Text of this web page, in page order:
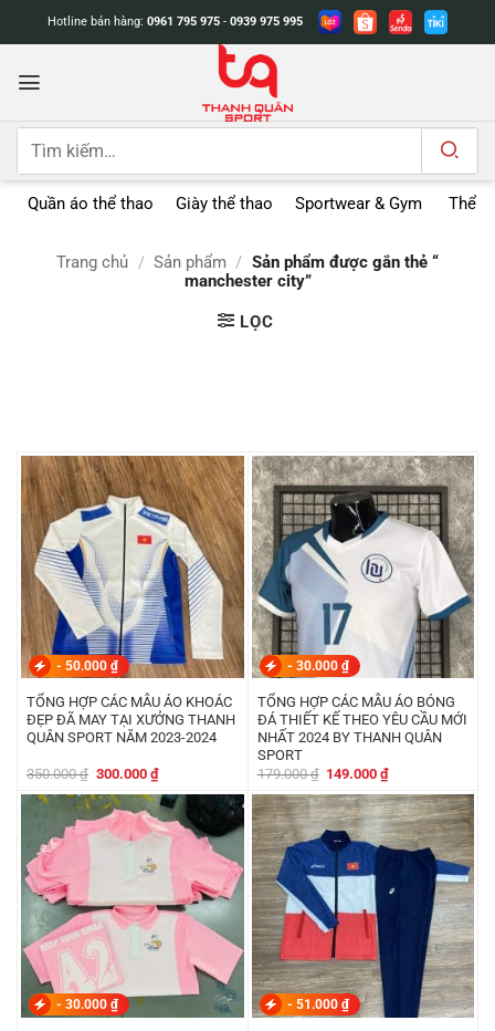
dung
Hotline bán hàng: 0961 795 975 - 0939 975 995
Tìm
Quần áo thể thao Giày thể thao Sportwear & Gym Thể
Trang chủ / Sản phẩm / Sản phẩm được gắn thẻ “
manchester city”
LỌC
- 50.000 ₫
TỔNG HỢP CÁC MẪU ÁO KHOÁC
ĐẸP ĐÃ MAY TẠI XƯỞNG THANH
QUÂN SPORT NĂM 2023-2024
350.000₫ Giá
là:
350.000 ₫.
300.000 ₫Giá
hiện
tại
là:
300.000 ₫.
- 30.000 ₫
TỔNG HỢP CÁC MẪU ÁO BÓNG
ĐÁ THIẾT KẾ THEO YÊU CẦU MỚI
NHẤT 2024 BY THANH QUÂN
SPORT
179.000₫ Giá
là:
179.000 ₫.
149.000₫Giá
tại
là:
149.000 ₫.
- 30.000 ₫ - 51.000 ₫